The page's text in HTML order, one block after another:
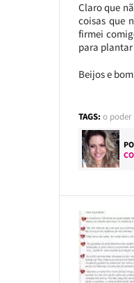
Claro que
coisas que
firmei
para plantar
Beijos e
TAGS: o